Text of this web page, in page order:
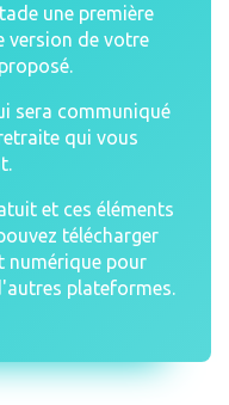
une première
version de votre
sera communiqué
qui vous
et ces éléments
télécharger
numérique pour
plateformes.